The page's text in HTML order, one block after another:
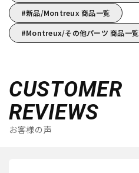
新品/Montreux 商品一覧
Montreux/その他パーツ 商品一覧
CUSTOMER
REVIEWS
お客様の声